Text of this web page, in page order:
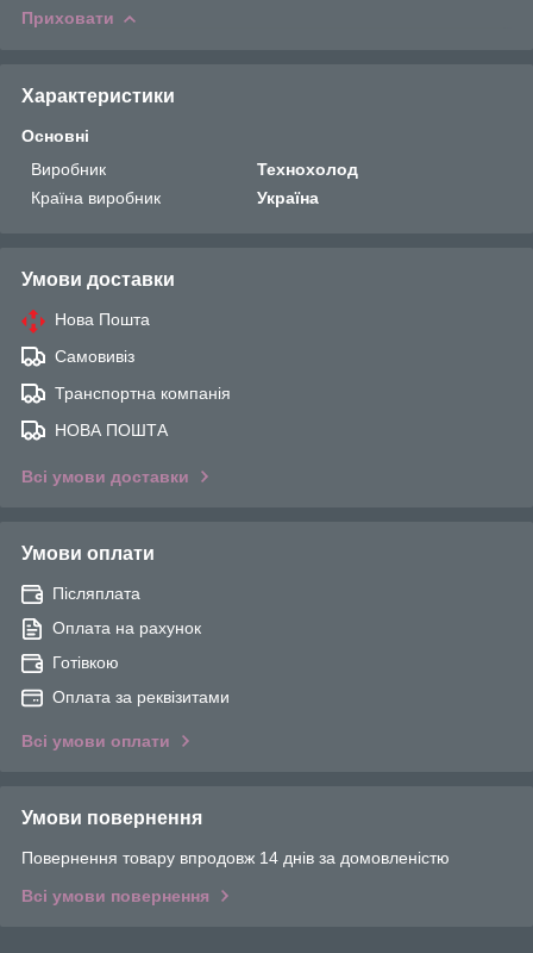
Приховати
Характеристики
Основні
Виробник
Технохолод
Країна виробник
Україна
Умови доставки
Нова Пошта
Самовивіз
Транспортна компанія
НОВА ПОШТА
Всі умови доставки
Умови оплати
Післяплата
Оплата на рахунок
Готівкою
Оплата за реквізитами
Всі умови оплати
Умови повернення
Повернення товару впродовж 14 днів за домовленістю
Всі умови повернення